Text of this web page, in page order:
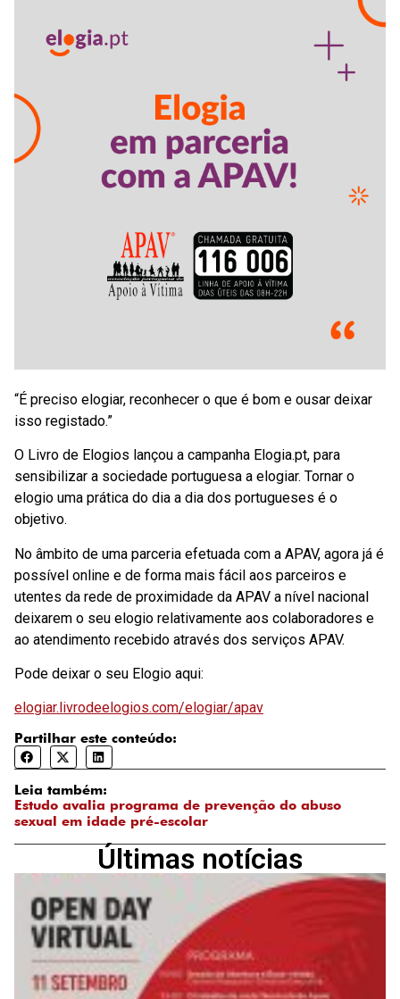
“É preciso elogiar, reconhecer o que é bom e ousar deixar
isso registado.”
O Livro de Elogios lançou a campanha Elogia.pt, para
sensibilizar a sociedade portuguesa a elogiar. Tornar o
elogio uma prática do dia a dia dos portugueses é o
objetivo.
No âmbito de uma parceria efetuada com a APAV, agora já é
possível online e de forma mais fácil aos parceiros e
utentes da rede de proximidade da APAV a nível nacional
deixarem o seu elogio relativamente aos colaboradores e
ao atendimento recebido através dos serviços APAV.
Pode deixar o seu Elogio aqui:
elogiar.livrodeelogios.com/elogiar/apav
Partilhar este conteúdo:
Leia também:
Estudo avalia programa de prevenção do abuso
sexual em idade pré-escolar
Últimas notícias